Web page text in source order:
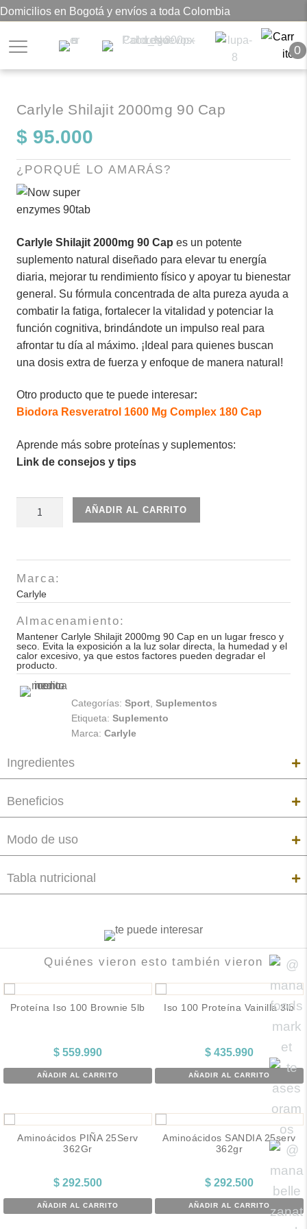
Domicilios en Bogotá y envíos a toda Colombia
0
Carlyle Shilajit 2000mg 90 Cap
$ 95.000
¿PORQUÉ LO AMARÁS?
Carlyle Shilajit 2000mg 90 Cap es un potente
suplemento natural diseñado para elevar tu energía
diaria, mejorar tu rendimiento físico y apoyar tu bienestar
general. Su fórmula concentrada de alta pureza ayuda a
combatir la fatiga, fortalecer la vitalidad y potenciar la
función cognitiva, brindándote un impulso real para
afrontar tu día al máximo. ¡Ideal para quienes buscan
una dosis extra de fuerza y enfoque de manera natural!
Otro producto que te puede interesar:
Biodora Resveratrol 1600 Mg Complex 180 Cap
Aprende más sobre proteínas y suplementos:
Link de consejos y tips
Cap
cantidad
AÑADIR AL CARRITO
Marca:
Carlyle
Almacenamiento:
Mantener Carlyle Shilajit 2000mg 90 Cap en un lugar fresco y
seco. Evita la exposición a la luz solar directa, la humedad y el
calor excesivo, ya que estos factores pueden degradar el
producto.
Categorías: Sport Suplementos
Etiqueta: Suplemento
Marca: Carlyle
Ingredientes
Beneficios
Modo de uso
Tabla nutricional
Quiénes vieron esto también vieron
Proteína Iso 100 Brownie 5lb
$559.990
AÑADIR AL CARRITO
Iso 100 Proteína Vainilla 3lb
$435.990
AÑADIR AL CARRITO
Aminoácidos PIÑA 25Serv
362Gr
$292.500
AÑADIR AL CARRITO
Aminoácidos SANDIA 25serv
362gr
$292.500
AÑADIR AL CARRITO